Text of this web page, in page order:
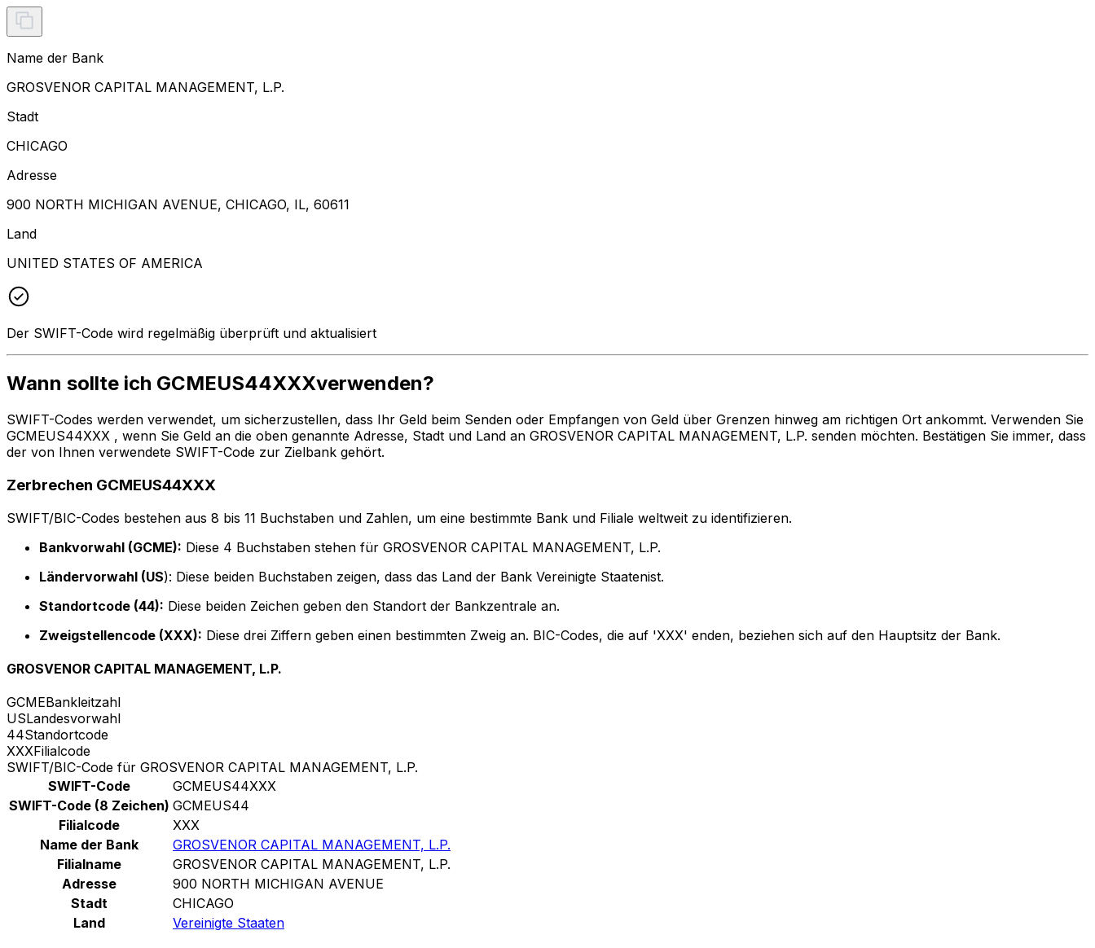
Name der Bank
GROSVENOR CAPITAL MANAGEMENT, L.P.
Stadt
CHICAGO
Adresse
900 NORTH MICHIGAN AVENUE, CHICAGO, IL, 60611
Land
UNITED STATES OF AMERICA
Der SWIFT-Code wird regelmäßig überprüft und aktualisiert
Wann sollte ich GCMEUS44XXXverwenden?
SWIFT-Codes werden verwendet, um sicherzustellen, dass Ihr Geld beim Senden oder Empfangen von Geld über Grenzen hinweg am richtigen Ort ankommt. Verwenden Sie
GCMEUS44XXX , wenn Sie Geld an die oben genannte Adresse, Stadt und Land an GROSVENOR CAPITAL MANAGEMENT, L.P. senden möchten. Bestätigen Sie immer, dass
der von Ihnen verwendete SWIFT-Code zur Zielbank gehört.
Zerbrechen GCMEUS44XXX
SWIFT/BIC-Codes bestehen aus 8 bis 11 Buchstaben und Zahlen, um eine bestimmte Bank und Filiale weltweit zu identifizieren.
Bankvorwahl (GCME): Diese 4 Buchstaben stehen für GROSVENOR CAPITAL MANAGEMENT, L.P.
Ländervorwahl (US): Diese beiden Buchstaben zeigen, dass das Land der Bank Vereinigte Staatenist.
Standortcode (44): Diese beiden Zeichen geben den Standort der Bankzentrale an.
Zweigstellencode (XXX): Diese drei Ziffern geben einen bestimmten Zweig an. BIC-Codes, die auf 'XXX' enden, beziehen sich auf den Hauptsitz der Bank.
GROSVENOR CAPITAL MANAGEMENT, L.P.
GCMEBankleitzahl
USLandesvorwahl
44Standortcode
XXXFilialcode
SWIFT/BIC-Code für GROSVENOR CAPITAL MANAGEMENT, L.P.
SWIFT-Code
GCMEUS44XXX
SWIFT-Code (8 Zeichen) GCMEUS44
Filialcode
XXX
Name der Bank
GROSVENOR CAPITAL MANAGEMENT, L.P.
Filialname
GROSVENOR CAPITAL MANAGEMENT, L.P.
Adresse
900 NORTH MICHIGAN AVENUE
Stadt
CHICAGO
Land
Vereinigte Staaten